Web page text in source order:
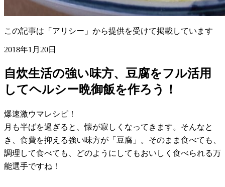
この記事は「アリシー」から提供を受けて掲載しています
2018年1月20日
自炊生活の強い味方、豆腐をフル活用
してヘルシー晩御飯を作ろう！
爆速激ウマレシピ！
月も半ばを過ぎると、懐が寂しくなってきます。そんなと
き、食費を抑える強い味方が「豆腐」。そのまま食べても、
調理して食べても、どのようにしてもおいしく食べられる万
能選手ですね！